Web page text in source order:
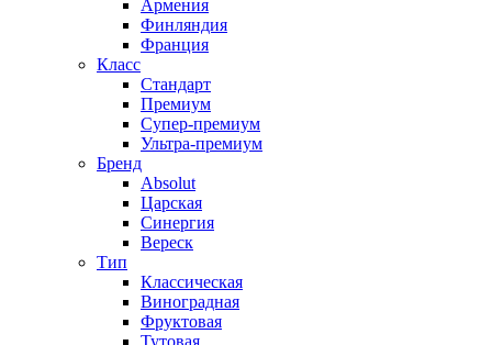
Армения
Финляндия
Франция
Класс
Стандарт
Премиум
Супер-премиум
Ультра-премиум
Бренд
Absolut
Царская
Синергия
Вереск
Тип
Классическая
Виноградная
Фруктовая
Тутовая